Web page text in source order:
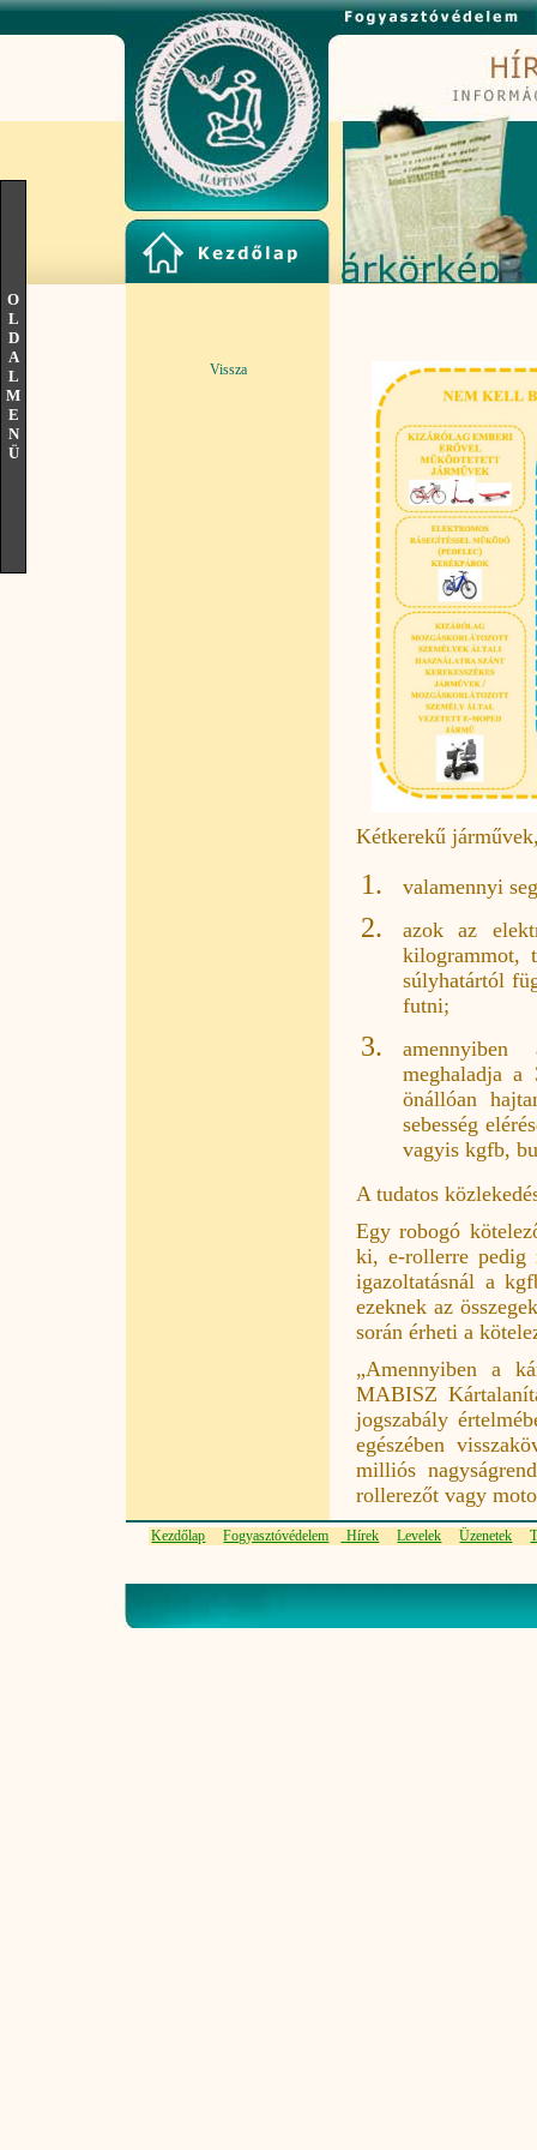
O
L
D
A
L
M
E
N
Ü
Vissza
Kétkerekű
valamennyi
azok az
kilogrammot,
súlyhatártól
futni;
meghaladja
önállóan
sebesség
vagyis kgfb,
A tudatos
Egy robogó
ki, e-rollerre
igazoltatásnál a
ezeknek az
során érheti a
„Amennyiben a
MABISZ
jogszabály
egészében
milliós
rollerezőt vagy
Kezdőlap Fogyasztóvédelem Hírek Levelek Üzenetek